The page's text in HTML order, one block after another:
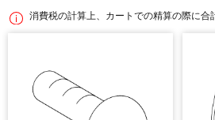
消費税の計算上、カートでの精算の際に合